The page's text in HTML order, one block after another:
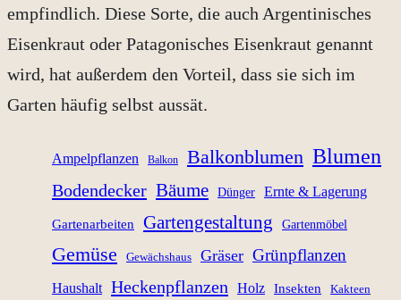
empfindlich. Diese Sorte, die auch Argentinisches
Eisenkraut oder Patagonisches Eisenkraut genannt
wird, hat außerdem den Vorteil, dass sie sich im
Garten häufig selbst aussät.
Ampelpflanzen Balkon Balkonblumen Blumen
Bodendecker Bäume Dünger Ernte & Lagerung
Gartenarbeiten Gartengestaltung Gartenmöbel
Gemüse Gewächshaus Gräser Grünpflanzen
Haushalt Heckenpflanzen Holz Insekten Kakteen